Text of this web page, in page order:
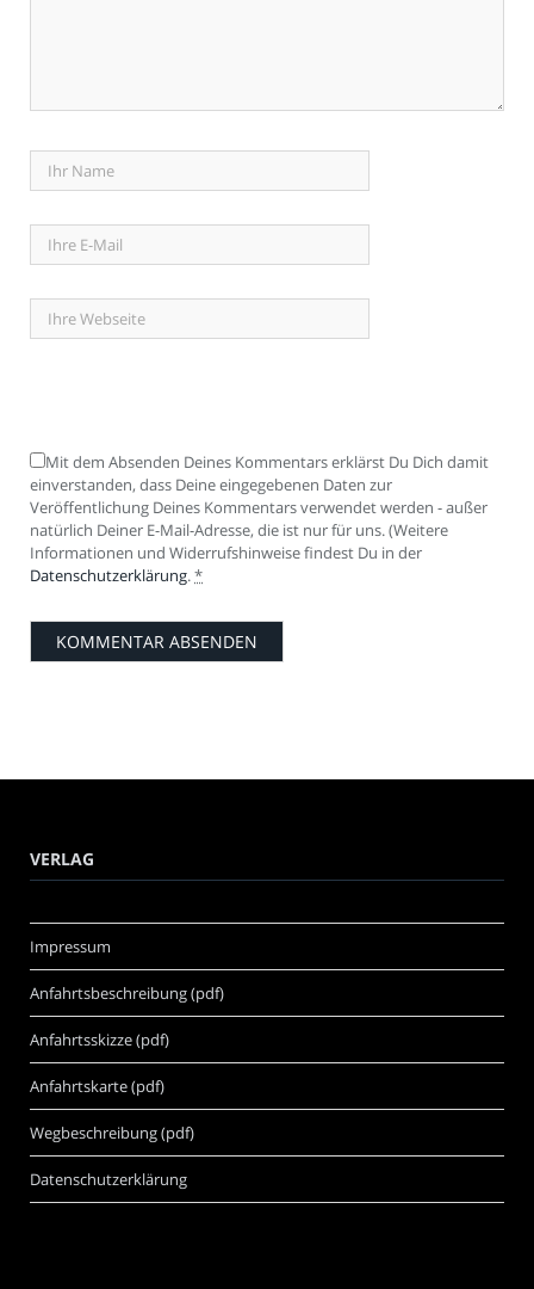
Mit dem Absenden Deines Kommentars erklärst Du Dich damit
einverstanden, dass Deine eingegebenen Daten zur
Veröffentlichung Deines Kommentars verwendet werden - außer
natürlich Deiner E-Mail-Adresse, die ist nur für uns. (Weitere
Informationen und Widerrufshinweise findest Du in der
Datenschutzerklärung.*
VERLAG
Impressum
Anfahrtsbeschreibung (pdf)
Anfahrtsskizze (pdf)
Anfahrtskarte (pdf)
Wegbeschreibung (pdf)
Datenschutzerklärung